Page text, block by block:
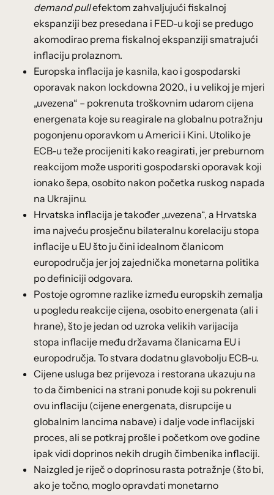
demand pullefektom zahvaljujući fiskalnoj
ekspanziji bez presedana i FED-u koji se predugo
akomodirao prema fiskalnoj ekspanziji smatrajući
inflaciju prolaznom.
Europska inflacija je kasnila, kao i gospodarski
oporavak nakon lockdowna 2020., i u velikoj je mjeri
„uvezena“ – pokrenuta troškovnim udarom cijena
energenata koje su reagirale na globalnu potražnju
pogonjenu oporavkom u Americi i Kini. Utoliko je
ECB-u teže procijeniti kako reagirati, jer preburnom
reakcijom može usporiti gospodarski oporavak koji
ionako šepa, osobito nakon početka ruskog napada
na Ukrajinu.
Hrvatska inflacija je također „uvezena“, a Hrvatska
ima najveću prosječnu bilateralnu korelaciju stopa
inflacije u EU što ju čini idealnom članicom
europodručja jer joj zajednička monetarna politika
po definiciji odgovara.
Postoje ogromne razlike između europskih zemalja
u pogledu reakcije cijena, osobito energenata (ali i
hrane), što je jedan od uzroka velikih varijacija
stopa inflacije među državama članicama EU i
europodručja. To stvara dodatnu glavobolju ECB-u.
Cijene usluga bez prijevoza i restorana ukazuju na
to da čimbenici na strani ponude koji su pokrenuli
ovu inflaciju (cijene energenata, disrupcije u
globalnim lancima nabave) i dalje vode inflacijski
proces, ali se potkraj prošle i početkom ove godine
ipak vidi doprinos nekih drugih čimbenika inflaciji.
Naizgled je riječ o doprinosu rasta potražnje (što bi,
ako je točno, moglo opravdati monetarno